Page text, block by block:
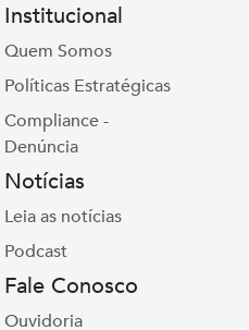
Institucional
Quem Somos
Políticas Estratégicas
Compliance -
Denúncia
Notícias
Leia as notícias
Podcast
Fale Conosco
Ouvidoria